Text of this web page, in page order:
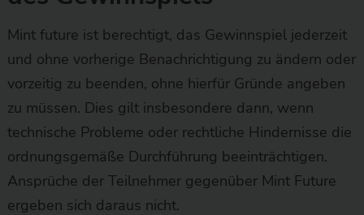
Mint future ist berechtigt, das Gewinnspiel jederzeit
und ohne vorherige Benachrichtigung zu ändern oder
vorzeitig zu beenden, ohne hierfür Gründe angeben
zu müssen. Dies gilt insbesondere dann, wenn
technische Probleme oder rechtliche Hindernisse die
ordnungsgemäße Durchführung beeinträchtigen.
Ansprüche der Teilnehmer gegenüber Mint Future
ergeben sich daraus nicht.